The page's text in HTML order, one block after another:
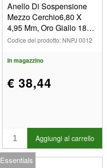
Anello Di Sospensione
Mezzo Cerchio6,80 X
4,95 Mm, Oro Giallo 18k.
Ri F. 07225
Codice del prodotto: NNPJ 0012
In magazzino
€ 38,44
Aggiungi al carrello
Essentials